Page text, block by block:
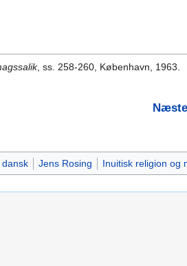
, ss. 258-260, København, 1963.
Jens Rosing Inuitisk religion og